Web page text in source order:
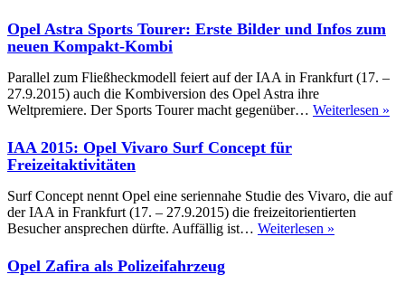
Astra:
Oberklasse
Opel Astra Sports Tourer: Erste Bilder und Infos zum
neuen Kompakt-Kombi
Parallel zum Fließheckmodell feiert auf der IAA in Frankfurt (17. –
27.9.2015) auch die Kombiversion des Opel Astra ihre
Weltpremiere. Der Sports Tourer macht gegenüber… Weiterlesen »
IAA 2015: Opel Vivaro Surf Concept für
Freizeitaktivitäten
Surf Concept nennt Opel eine seriennahe Studie des Vivaro, die auf
der IAA in Frankfurt (17. – 27.9.2015) die freizeitorientierten
Besucher ansprechen dürfte. Auffällig ist… Weiterlesen »
Opel Zafira als Polizeifahrzeug